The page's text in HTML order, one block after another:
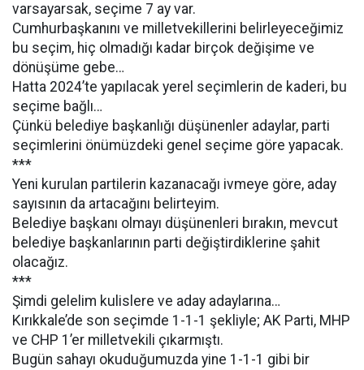
varsayarsak, seçime 7 ay var.
Cumhurbaşkanını ve milletvekillerini belirleyeceğimiz
bu seçim, hiç olmadığı kadar birçok değişime ve
dönüşüme gebe…
Hatta 2024’te yapılacak yerel seçimlerin de kaderi, bu
seçime bağlı…
Çünkü belediye başkanlığı düşünenler adaylar, parti
seçimlerini önümüzdeki genel seçime göre yapacak.
***
Yeni kurulan partilerin kazanacağı ivmeye göre, aday
sayısının da artacağını belirteyim.
Belediye başkanı olmayı düşünenleri bırakın, mevcut
belediye başkanlarının parti değiştirdiklerine şahit
olacağız.
***
Şimdi gelelim kulislere ve aday adaylarına…
Kırıkkale’de son seçimde 1-1-1 şekliyle; AK Parti, MHP
ve CHP 1’er milletvekili çıkarmıştı.
Bugün sahayı okuduğumuzda yine 1-1-1 gibi bir